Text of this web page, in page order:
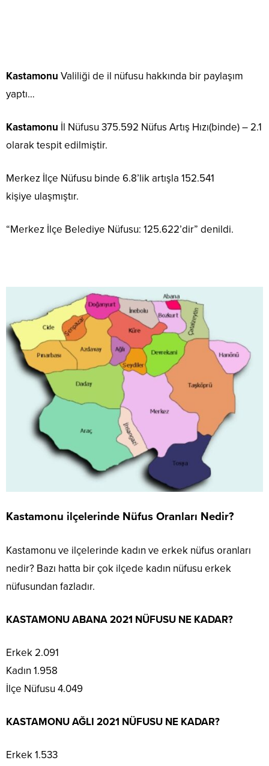
Kastamonu Valiliği de il nüfusu hakkında bir paylaşım
yaptı…
Kastamonu İl Nüfusu 375.592 Nüfus Artış Hızı(binde) – 2.1
olarak tespit edilmiştir.
Merkez İlçe Nüfusu binde 6.8’lik artışla 152.541
kişiye ulaşmıştır.
“Merkez İlçe Belediye Nüfusu: 125.622’dir” denildi.
Kastamonu ilçelerinde Nüfus Oranları Nedir?
Kastamonu ve ilçelerinde kadın ve erkek nüfus oranları
nedir? Bazı hatta bir çok ilçede kadın nüfusu erkek
nüfusundan fazladır.
KASTAMONU ABANA 2021 NÜFUSU NE KADAR?
Erkek 2.091
Kadın 1.958
İlçe Nüfusu 4.049
KASTAMONU AĞLI 2021 NÜFUSU NE KADAR?
Erkek 1.533